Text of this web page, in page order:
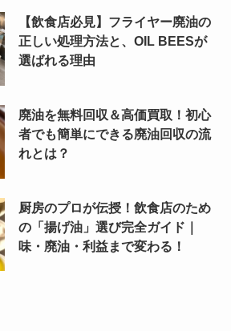
【飲食店必見】フライヤー廃油の
正しい処理方法と、OIL BEESが
選ばれる理由
廃油を無料回収＆高価買取！初心
者でも簡単にできる廃油回収の流
れとは？
厨房のプロが伝授！飲食店のため
の「揚げ油」選び完全ガイド｜
味・廃油・利益まで変わる！